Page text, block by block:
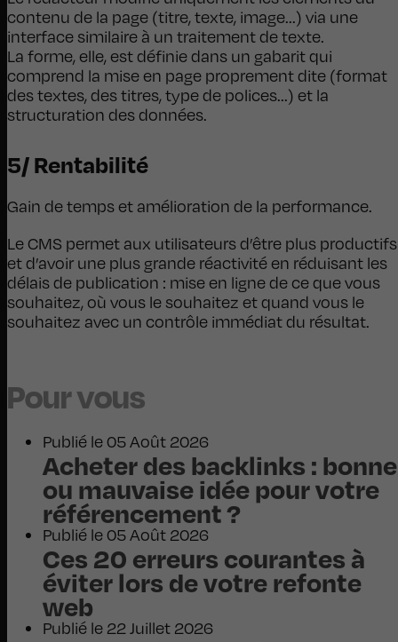
contenu de la page (titre, texte, image...) via une
interface similaire à un traitement de texte.
La forme, elle, est définie dans un gabarit qui
comprend la mise en page proprement dite (format
des textes, des titres, type de polices...) et la
structuration des données.
5/ Rentabilité
Gain de temps et amélioration de la performance.
Le CMS permet aux utilisateurs d’être plus productifs
et d’avoir une plus grande réactivité en réduisant les
délais de publication : mise en ligne de ce que vous
souhaitez, où vous le souhaitez et quand vous le
souhaitez avec un contrôle immédiat du résultat.
Pour vous
Publié le 05 Août 2026
Acheter des backlinks : bonne
ou mauvaise idée pour votre
référencement ?
Publié le 05 Août 2026
Ces 20 erreurs courantes à
éviter lors de votre refonte
web
Publié le 22 Juillet 2026